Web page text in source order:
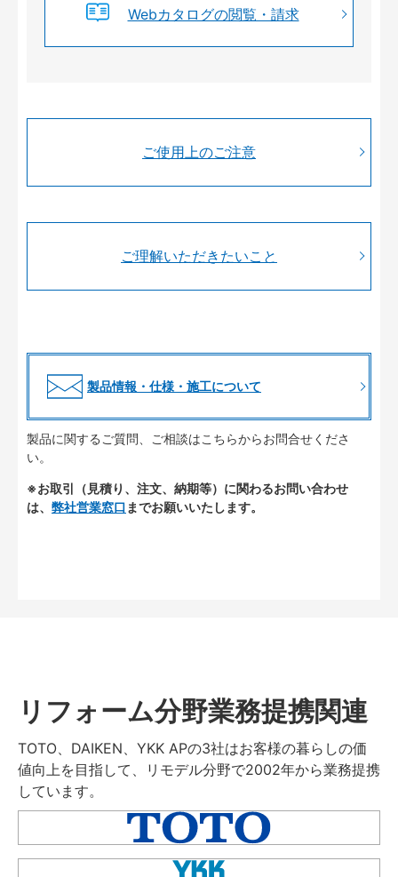
Webカタログの閲覧・請求
ご使用上のご注意
ご理解いただきたいこと
製品情報・仕様・施工について
製品に関するご質問、ご相談はこちらからお問合せくださ
い。
※お取引（見積り、注文、納期等）に関わるお問い合わせ
は、 弊社営業窓口 までお願いいたします。
リフォーム分野業務提携関連
TOTO、DAIKEN、YKK APの3社はお客様の暮らしの価
値向上を目指して、リモデル分野で2002年から業務提携
しています。